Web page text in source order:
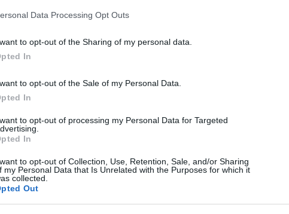
Data Processing Opt Outs
to opt-out of the Sharing of my personal data.
In
to opt-out of the Sale of my Personal Data.
In
to opt-out of processing my Personal Data for Targeted
In
to opt-out of Collection, Use, Retention, Sale, and/or Sharing
my Personal Data that Is Unrelated with the Purposes for which it
collected.
Out
új,
es
Látványos építési szakasz indult
Paks II.: Mit jelent az 5. blokk új
mérföldköve a felülvizsgálat